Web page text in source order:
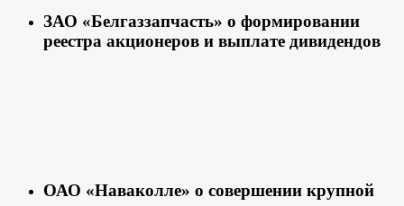
ЗАО «Белгаззапчасть» о формировании
реестра акционеров и выплате дивидендов
ОАО «Наваколле» о совершении крупной